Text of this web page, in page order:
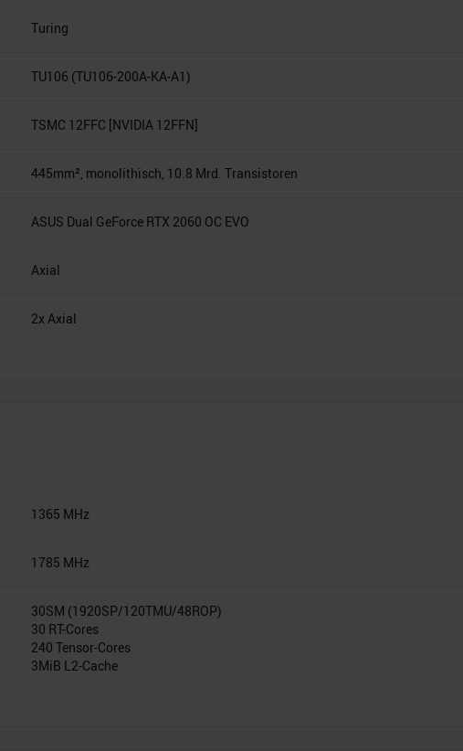
Turing
TU106 (TU106-200A-KA-A1)
TSMC 12FFC [NVIDIA 12FFN]
445mm², monolithisch, 10.8 Mrd. Transistoren
ASUS Dual GeForce RTX 2060 OC EVO
Axial
2x Axial
1365 MHz
1785 MHz
30SM (1920SP/120TMU/48ROP)
30 RT-Cores
240 Tensor-Cores
3MiB L2-Cache